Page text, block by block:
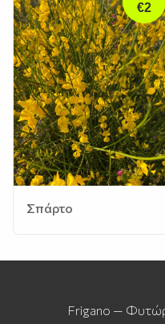
Σπάρτο
€2
Frigano —